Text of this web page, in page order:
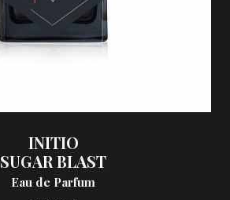
INITIO
SUGAR BLAST
Eau de Parfum